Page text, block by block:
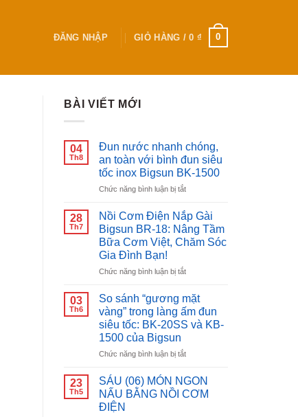
ĐĂNG NHẬP GIỎ HÀNG /0 ₫ 0
BÀI VIẾT MỚI
04
Th8
Đun nước nhanh chóng,
an toàn với bình đun siêu
tốc inox Bigsun BK-1500
Chức năng bình luận bị tắtở
nước
nhanh
chóng,
an
với
đun
siêu
tốc
inox
BK-
28
Th7
Nồi Cơm Điện Nắp Gài
Bigsun BR-18: Nâng Tầm
Bữa Cơm Việt, Chăm Sóc
Gia Đình Bạn!
Chức năng bình luận bị tắtở
Cơm
Điện
Nắp
Gài
BR-
Nâng
Tầm
Bữa
03
Th6
So sánh “gương mặt
vàng” trong làng ấm đun
siêu tốc: BK-20SS và KB-
1500 của Bigsun
Chức năng bình luận bị tắtở
sánh
“gương
mặt
23
Th5
SÁU (06) MÓN NGON
NẤU BẰNG NỒI CƠM
ĐIỆN